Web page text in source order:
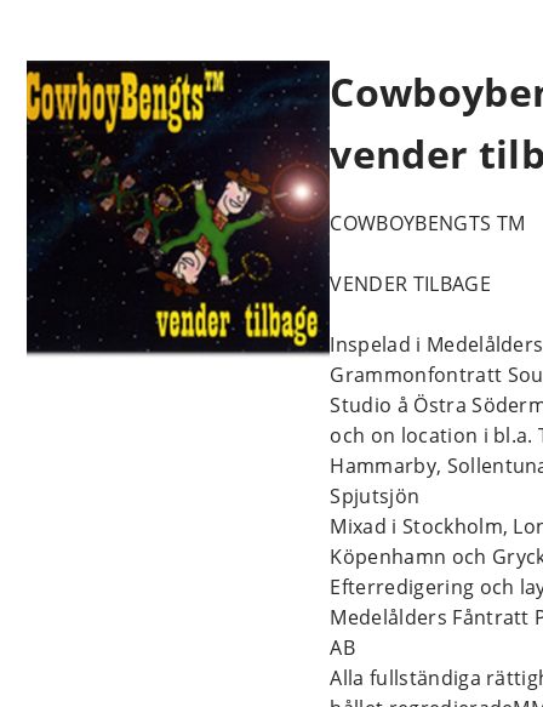
vender
COWBOYBENGTS TM
VENDER TILBAGE
Inspelad i Medelålders
Grammonfontratt
Studio å Östra
och on location i bl.a.
Hammarby,
Spjutsjön
Mixad i Stockholm,
Köpenhamn och
Efterredigering och
Medelålders Fåntratt
AB
Alla fullständiga